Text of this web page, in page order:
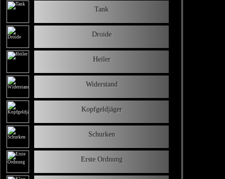
Tank
Droide
Heiler
Widerstand
Kopfgeldjäger
Schurken
Erste Ordnung